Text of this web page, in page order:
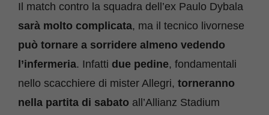
Il match contro la squadra dell’ex Paulo Dybala
sarà molto complicata, ma il tecnico livornese
può tornare a sorridere almeno vedendo
l’infermeria. Infatti due pedine, fondamentali
nello scacchiere di mister Allegri, torneranno
nella partita di sabato all’Allianz Stadium